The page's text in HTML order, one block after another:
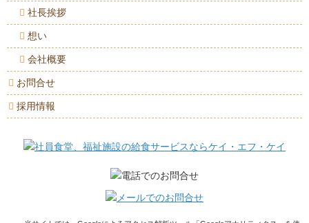
社長挨拶
想い
会社概要
お問合せ
採用情報